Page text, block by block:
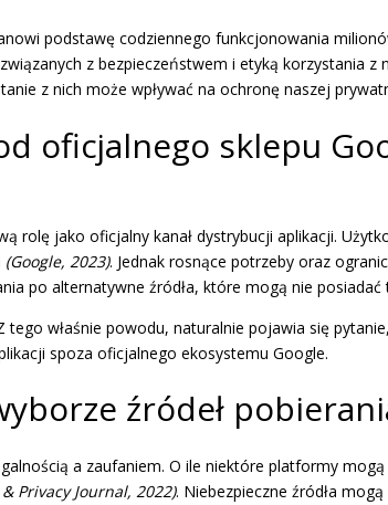
podstawę codziennego funkcjonowania
z bezpieczeństwem i etyką korzystania
z nich może wpływać na ochronę naszej
oficjalnego sklepu
jako oficjalny kanał dystrybucji aplikacji.
(Google, 2023). Jednak rosnące potrzeby oraz
po alternatywne źródła, które mogą nie
tego właśnie powodu, naturalnie pojawia się
spoza oficjalnego ekosystemu Google.
źródeł
a zaufaniem. O ile niektóre platformy
Privacy Journal, 2022). Niebezpieczne źródła